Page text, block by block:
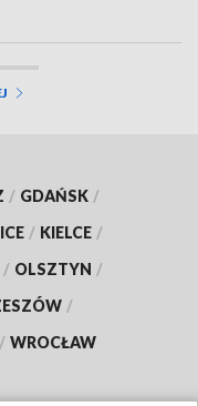
/ GDAŃSK /
/ KIELCE /
/ OLSZTYN /
/
/ WROCŁAW